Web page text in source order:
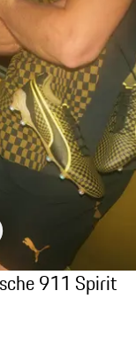
Porsche 911
911 Spirit